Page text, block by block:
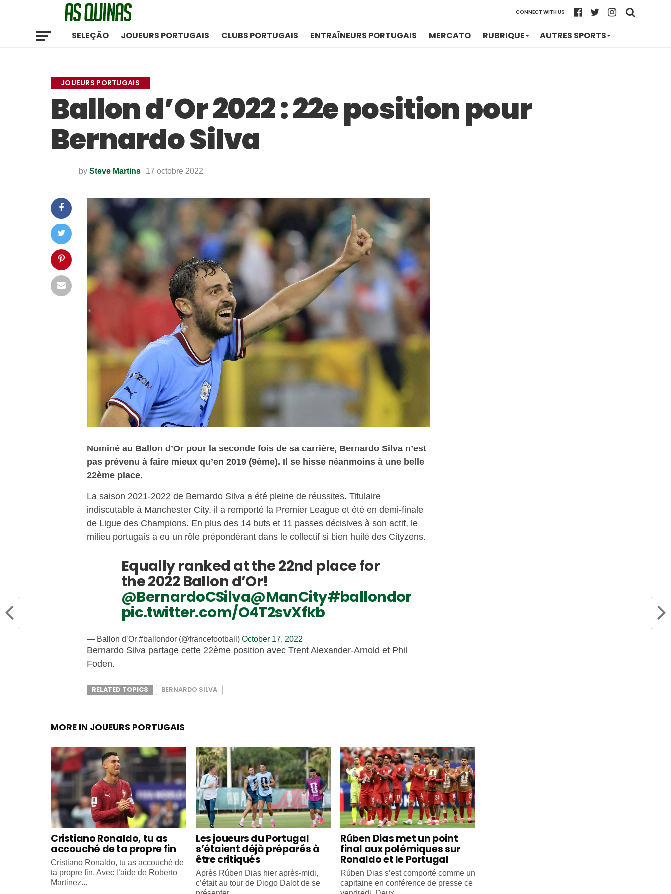
CONNECT WITH US
SELEÇÃO JOUEURS PORTUGAIS CLUBS PORTUGAIS ENTRAÎNEURS PORTUGAIS MERCATO RUBRIQUE AUTRES SPORTS
JOUEURS PORTUGAIS
Ballon d’Or 2022 : 22e position pour
Bernardo Silva
by Steve Martins 17 octobre 2022
Nominé au Ballon d’Or pour la seconde fois de sa carrière, Bernardo Silva n’est
pas prévenu à faire mieux qu’en 2019 (9ème). Il se hisse néanmoins à une belle
22ème place.
La saison 2021-2022 de Bernardo Silva a été pleine de réussites. Titulaire
indiscutable à Manchester City, il a remporté la Premier League et été en demi-finale
de Ligue des Champions. En plus des 14 buts et 11 passes décisives à son actif, le
milieu portugais a eu un rôle prépondérant dans le collectif si bien huilé des Cityzens.
Equally ranked at the 22nd place for
the 2022 Ballon d’Or!
@BernardoCSilva@ManCity#ballondor
pic.twitter.com/O4T2svXfkb
— Ballon d’Or #ballondor (@francefootball) October 17, 2022
Bernardo Silva partage cette 22ème position avec Trent Alexander-Arnold et Phil
Foden.
RELATED TOPICS BERNARDO SILVA
MORE IN JOUEURS PORTUGAIS
Cristiano Ronaldo, tu as
accouché de ta propre fin
Cristiano Ronaldo, tu as accouché de
ta propre fin. Avec l’aide de Roberto
Martinez...
Les joueurs du Portugal
s’étaient déjà préparés à
être critiqués
Après Rúben Dias hier après-midi,
c’était au tour de Diogo Dalot de se
Rúben Dias met un point
final aux polémiques sur
Ronaldo et le Portugal
Rúben Dias s’est comporté comme un
capitaine en conférence de presse ce